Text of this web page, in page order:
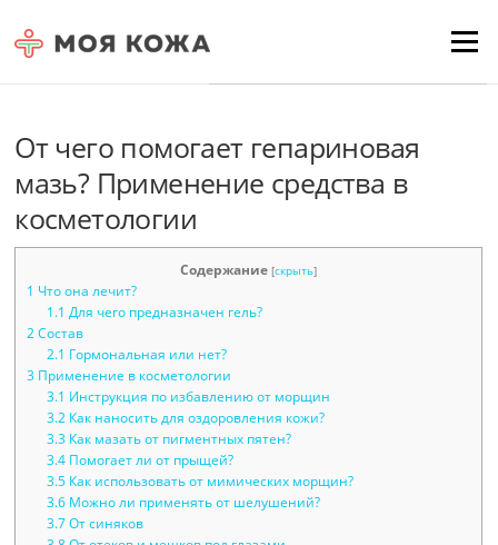
Menu
От чего помогает гепариновая
мазь? Применение средства в
косметологии
Содержание [скрыть]
1 Что она лечит?
1.1 Для чего предназначен гель?
2 Состав
2.1 Гормональная или нет?
3 Применение в косметологии
3.1 Инструкция по избавлению от морщин
3.2Как наносить для оздоровления кожи?
3.3Как мазать от пигментных пятен?
3.4Помогает ли от прыщей?
3.5Как использовать от мимических морщин?
3.6Можно ли применять от шелушений?
3.7От синяков
Для любых предложений по